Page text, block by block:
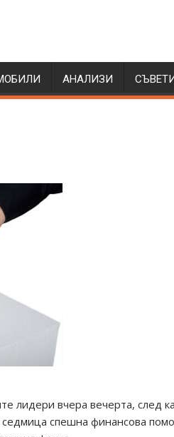
АНАЛИЗИ
лидери вчера вечерта, след
спешна финансова